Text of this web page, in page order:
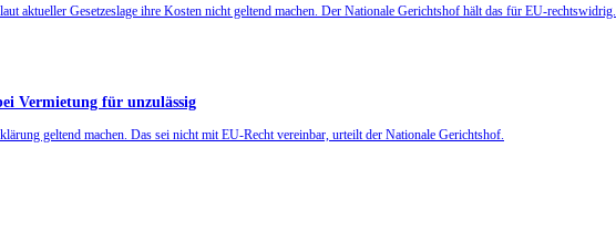
aktueller Gesetzeslage ihre Kosten nicht geltend machen. Der Nationale Gerichtshof hält das für EU-rechtswidrig.
Vermietung für unzulässig
geltend machen. Das sei nicht mit EU-Recht vereinbar, urteilt der Nationale Gerichtshof.